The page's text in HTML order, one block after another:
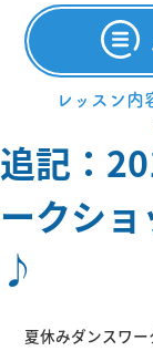
レッスン内
追記：
ークシ
♪
夏休みダンスワー